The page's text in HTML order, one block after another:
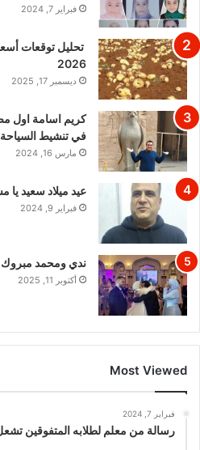
فبراير 7, 2024
تحليل توقعات
2026
ديسمبر 17, 2025
كريم اسامة اول
في تنشيط السياحة
مارس 16, 2024
عيد ميلاد سعيد يا
فبراير 9, 2024
ندي ومحمد مبروك
أكتوبر 11, 2025
Most Viewed
فبراير 7, 2024
رسالة من معلم لطلابه المتفوقين